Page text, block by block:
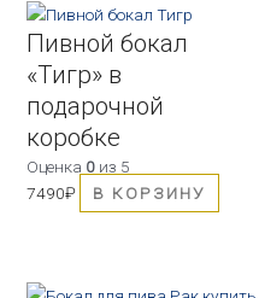
Пивной бокал
«Тигр» в
подарочной
коробке
Оценка 0из 5
7490₽ В КОРЗИНУ